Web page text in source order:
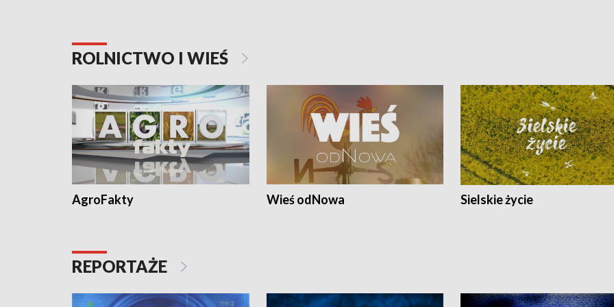
ROLNICTWO I WIEŚ
AgroFakty Wieś odNowa Sielskie życie
REPORTAŻE